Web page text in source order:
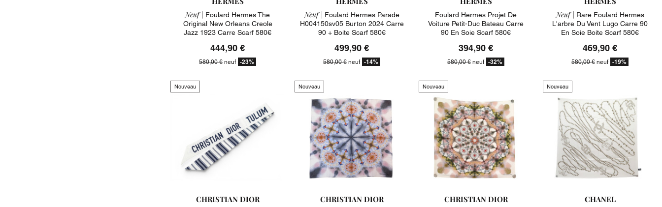
Neuf | Foulard Hermes The
Original New Orleans Creole
Jazz 1923 Carre Scarf 580€
444,90 €
580,00 € neuf -23%
Neuf | Foulard Hermes Parade
H004150sv05 Burton 2024 Carre
90 + Boite Scarf 580€
499,90 €
580,00 € neuf -14%
Foulard Hermes Projet De
Voiture Petit-Duc Bateau Carre
90 En Soie Scarf 580€
394,90 €
580,00 € neuf -32%
Neuf | Rare Foulard Hermes
L'arbre Du Vent Lugo Carre 90
En Soie Boite Scarf 580€
469,90 €
580,00 € neuf -19%
Nouveau
CHRISTIAN DIOR
Nouveau
CHRISTIAN DIOR
Nouveau
CHRISTIAN DIOR
Nouveau
CHANEL